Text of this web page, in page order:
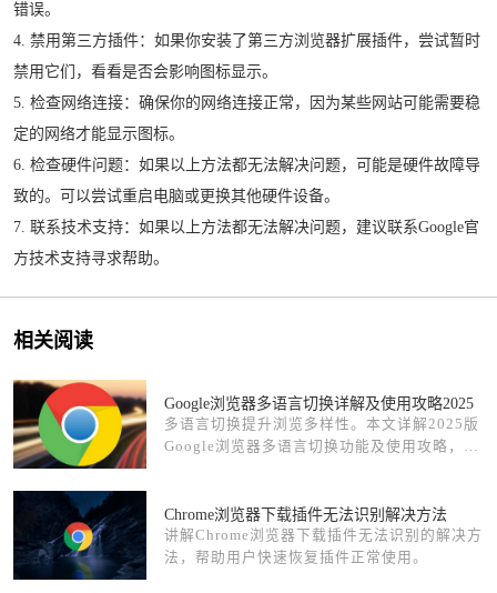
错误。
4. 禁用第三方插件：如果你安装了第三方浏览器扩展插件，尝试暂时
禁用它们，看看是否会影响图标显示。
5. 检查网络连接：确保你的网络连接正常，因为某些网站可能需要稳
定的网络才能显示图标。
6. 检查硬件问题：如果以上方法都无法解决问题，可能是硬件故障导
致的。可以尝试重启电脑或更换其他硬件设备。
7. 联系技术支持：如果以上方法都无法解决问题，建议联系Google官
方技术支持寻求帮助。
相关阅读
Google浏览器多语言切换详解及使用攻略2025
多语言切换提升浏览多样性。本文详解2025版
Google浏览器多语言切换功能及使用攻略，助
Chrome浏览器下载插件无法识别解决方法
讲解Chrome浏览器下载插件无法识别的解决方
法，帮助用户快速恢复插件正常使用。